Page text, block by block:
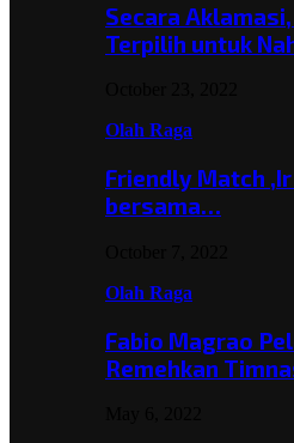
Secara
Terpilih untuk
Olah Raga
Friendly Match ,Ir
bersama…
Olah Raga
Fabio Magrao
Remehkan